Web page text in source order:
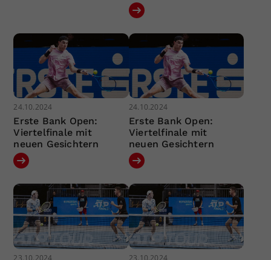
24.10.2024
Erste Bank Open:
Viertelfinale mit
neuen Gesichtern
24.10.2024
Erste Bank Open:
Viertelfinale mit
neuen Gesichtern
23.10.2024 23.10.2024